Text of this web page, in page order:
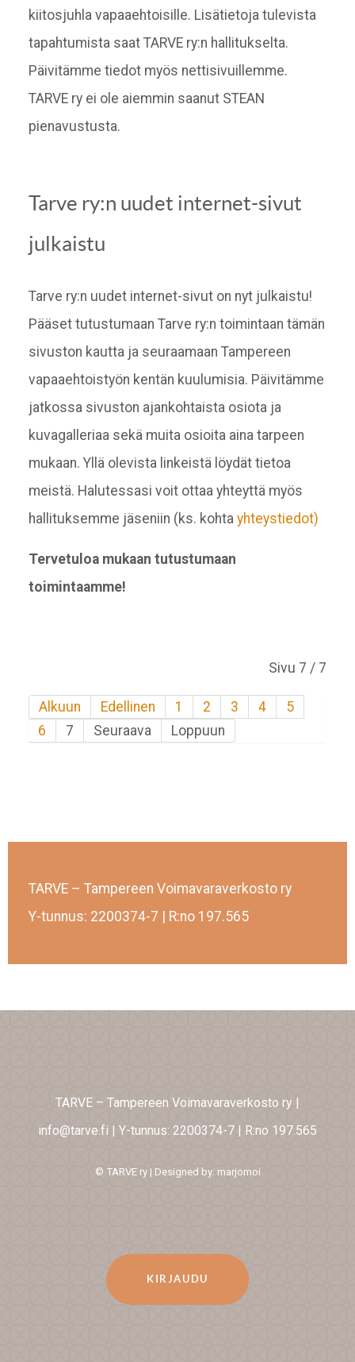
kiitosjuhla vapaaehtoisille. Lisätietoja tulevista
tapahtumista saat TARVE ry:n hallitukselta.
Päivitämme tiedot myös nettisivuillemme.
TARVE ry ei ole aiemmin saanut STEAN
pienavustusta.
Tarve ry:n uudet internet-sivut
julkaistu
Tarve ry:n uudet internet-sivut on nyt julkaistu!
Pääset tutustumaan Tarve ry:n toimintaan tämän
sivuston kautta ja seuraamaan Tampereen
vapaaehtoistyön kentän kuulumisia. Päivitämme
jatkossa sivuston ajankohtaista osiota ja
kuvagalleriaa sekä muita osioita aina tarpeen
mukaan. Yllä olevista linkeistä löydät tietoa
meistä. Halutessasi voit ottaa yhteyttä myös
hallituksemme jäseniin (ks. kohta yhteystiedot)
Tervetuloa mukaan tutustumaan
toimintaamme!
Sivu 7 / 7
Alkuun Edellinen 1 2 3 4
5
6
7 Seuraava Loppuun
TARVE – Tampereen Voimavaraverkosto ry
Y-tunnus: 2200374-7 | R:no 197.565
TARVE – Tampereen Voimavaraverkosto ry
info@tarve.fi
Y-tunnus: 2200374-7 R:no 197.565
© TARVE ry | Designed by: marjomoi
KIRJAUDU